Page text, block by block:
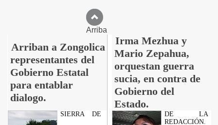
Arriba
Arriban a Zongolica
representantes del
Gobierno Estatal
para entablar
dialogo.
Irma Mezhua y
Mario Zepahua,
orquestan guerra
sucia, en contra de
Gobierno del
Estado.
SIERRA DE
DE LA
REDACCIÓN.